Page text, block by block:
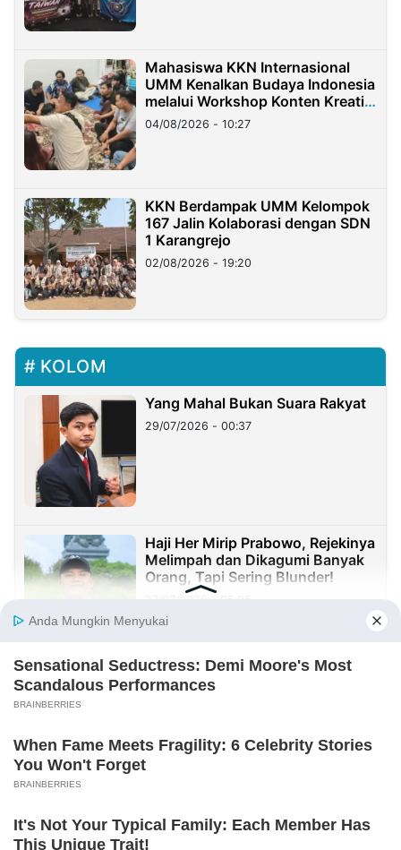
Mahasiswa KKN Internasional
UMM Kenalkan Budaya Indonesia
melalui Workshop Konten Kreatif
di Taiwan
04/08/2026 - 10:27
KKN Berdampak UMM Kelompok
167 Jalin Kolaborasi dengan SDN
1 Karangrejo
02/08/2026 - 19:20
KOLOM
Yang Mahal Bukan Suara Rakyat
29/07/2026 - 00:37
Haji Her Mirip Prabowo, Rejekinya
Melimpah dan Dikagumi Banyak
Orang, Tapi Sering Blunder!
Sister City: Peluang Besar, tetapi
23/07/2026 - 20:08
Sekolah Harus Berhenti Mengajar
untuk Nilai, Mulai Mendidik untuk